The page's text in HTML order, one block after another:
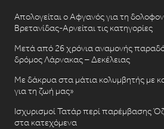
Απολογείται ο Αφγανός για τη
Βρετανίδας-Αρνείται τις κατηγορίες
Μετά από 26 χρόνια αναμονής
δρόμος Λάρνακας – Δεκέλειας
Με δάκρυα στα μάτια κολυμβητής με
για τη ζωή μας»
Ισχυρισμοί Τατάρ περί παρέμβασης
στα κατεχόμενα